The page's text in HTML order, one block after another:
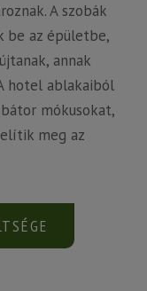
A szobák
be az épületbe,
annak
hotel ablakaiból
mókusokat,
meg az